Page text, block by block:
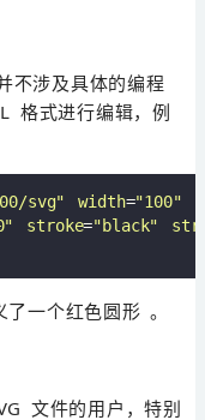
不涉及具体的编程
格式进行编辑，例
svg" width="100"
stroke="black"
一个红色圆形 。
文件的用户，特别